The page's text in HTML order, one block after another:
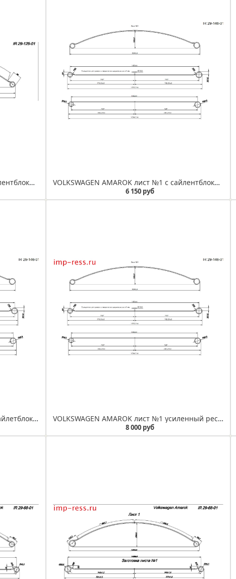
VOLKSWAGEN AMAROK лист №1 с сайлентблоками рессора 5-листовая усиленная (IR 29-125-01в) VOLKSWAGEN AMAROK лист №1 с сайлентблоками рессора 5-листовая (IR 29-146-01в)
6 150 руб
VOLKSWAGEN AMAROK лист №1 без сайлетблоков рессора 5-листовая (IR 29-146-01) VOLKSWAGEN AMAROK лист №1 усиленный рессора 5-листовая (IR 29-146-01ус)
8 000 руб